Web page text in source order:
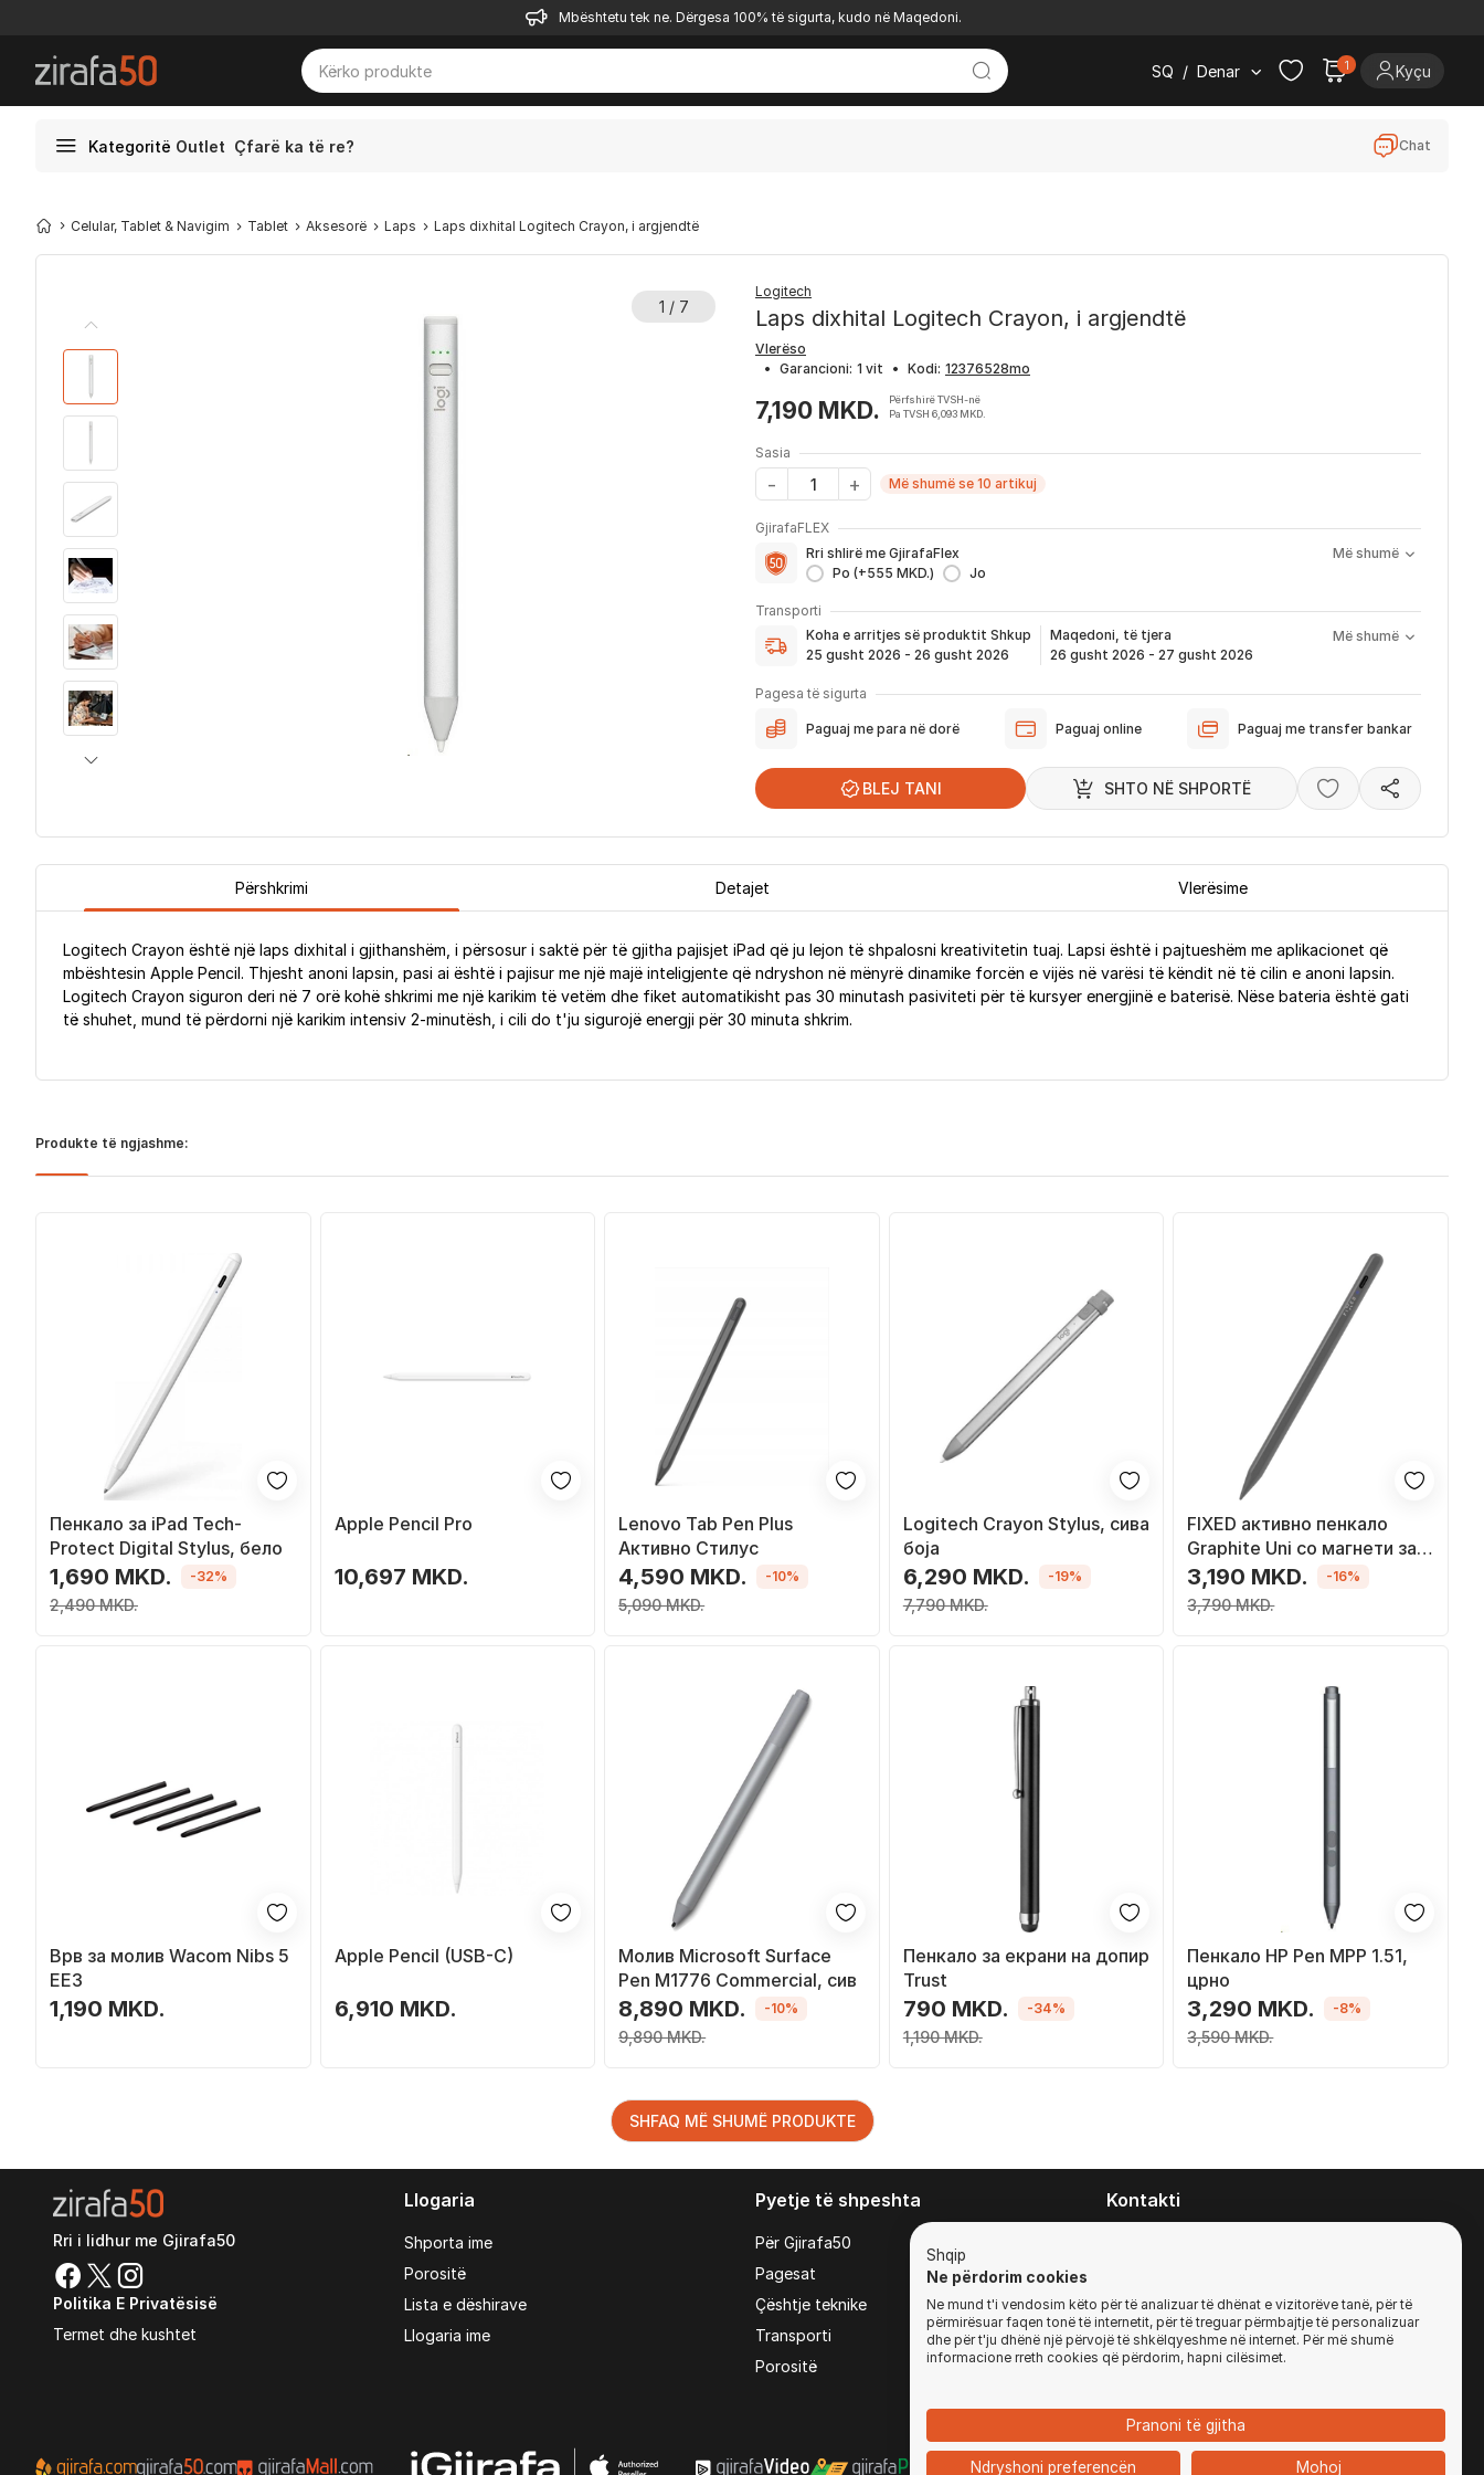
Mbështetu tek ne. Dërgesa 100% të sigurta, kudo në Maqedoni.
SQ / Denar 1 Kyçu
Kategoritë Outlet Çfarë ka të re? Chat
Celular, Tablet & Navigim Tablet Aksesorë Laps Laps dixhital Logitech Crayon, i argjendtë
1 / 7
Logitech
Laps dixhital Logitech Crayon, i argjendtë
Vlerëso
• Garancioni: 1 vit • Kodi:
7,190 MKD.
Përfshirë TVSH-në
Pa TVSH 6,093 MKD.
Sasia
Më shumë se 10 artikuj
GjirafaFLEX
Rri shlirë me GjirafaFlex
Po (+555 MKD.)
Jo
Më shumë
Me GjirafaFLEX përfitoni:
-Prioritetpër zgjidhjen e çdo problemi me produktin brenda 1 viti nga blerja
- Kontakt brenda
24 hpër servisim, zëvendësim apo kthim
- Pranim dhe dërgim me postë të produktit të servisuarpa pagesë
Transporti
Koha e arritjes së produktit Shkup
25 gusht 2026 - 26 gusht 2026
Maqedoni, të tjera
26 gusht 2026 - 27 gusht 2026
Më shumë
dhe njoftimit për verifikim që ju e pranoni përmes email-it apo SMS-it.
Nëse porosia bëhet tani, produkti arrin sipas afatit kohor të vendosur më lartë. Ju do të
njoftoheni në vazhdimësi përmes emailit rreth vendndodhjes së porosisë suaj, duke
për te ju.
*Në 99% të rasteve, produktet arrijnë sipas parashikimit të vendosur më lartë. Ju lusim të keni parasysh
Pagesa të sigurta
Paguaj me para në dorë Paguaj online Paguaj me transfer bankar
BLEJ TANI SHTO NË SHPORTË
Përshkrimi Detajet Vlerësime
Logitech Crayon është një laps dixhital i gjithanshëm, i përsosur i saktë për të gjitha pajisjet iPad që ju lejon të shpalosni kreativitetin tuaj. Lapsi është i pajtueshëm me aplikacionet që
mbështesin Apple Pencil. Thjesht anoni lapsin, pasi ai është i pajisur me një majë inteligjente që ndryshon në mënyrë dinamike forcën e vijës në varësi të këndit në të cilin e anoni lapsin.
Logitech Crayon siguron deri në 7 orë kohë shkrimi me një karikim të vetëm dhe fiket automatikisht pas 30 minutash pasiviteti për të kursyer energjinë e baterisë. Nëse bateria është gati
të shuhet, mund të përdorni një karikim intensiv 2-minutësh, i cili do t'ju sigurojë energji për 30 minuta shkrim.
Produkte të ngjashme:
Пенкало за iPad Tech-
Protect Digital Stylus, бело
1,690 MKD.
2,490 MKD.
-32%
Apple Pencil Pro
10,697 MKD.
Lenovo Tab Pen Plus
Активно Стилус
4,590 MKD.
5,090 MKD.
-10%
Logitech Crayon Stylus, сива
боја
6,290 MKD.
7,790 MKD.
-19%
FIXED активно пенкало
Graphite Uni со магнети за
капацитивни екрани на
допир, сива боја
3,190 MKD.
3,790 MKD.
-16%
Врв за молив Wacom Nibs 5
ЕЕЗ
1,190 MKD.
Apple Pencil (USB-C)
6,910 MKD.
Молив Microsoft Surface
Pen M1776 Commercial, сив
8,890 MKD.
9,890 MKD.
-10%
Пенкало за екрани на допир
Trust
790 MKD.
1,190 MKD.
-34%
Пенкало HP Pen MPP 1.51,
црно
3,290 MKD.
3,590 MKD.
-8%
SHFAQ MË SHUMË PRODUKTE
Rri i lidhur me Gjirafa50
Politika E Privatësisë
Termet dhe kushtet
Llogaria
Shporta ime
Porositë
Lista e dëshirave
Llogaria ime
Pyetje të shpeshta
Për Gjirafa50
Pagesat
Çështje teknike
Transporti
Porositë
Kontakti
Për kërkesa të ofertave:
b2b@zirafa50.mk
Shqip
Ne përdorim cookies
Ne mund t'i vendosim këto për të analizuar të dhënat e vizitorëve tanë, për të
përmirësuar faqen tonë të internetit, për të treguar përmbajtje të personalizuar
dhe për t'ju dhënë një përvojë të shkëlqyeshme në internet. Për më shumë
informacione rreth cookies që përdorim, hapni cilësimet.
Pranoni të gjitha
Ndryshoni preferencën Mohoj